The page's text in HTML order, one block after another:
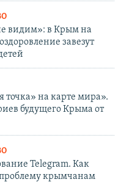
видим»: в Крым на
завезут
точка» на карте мира».
будущего Крыма от
Telegram. Как
крымчанам